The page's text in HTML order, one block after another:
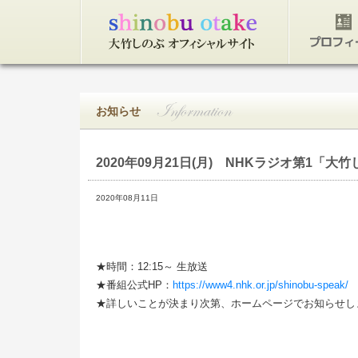
お知らせ
2020年09月21日(月) NHKラジオ第1「大竹
2020年08月11日
★時間：12:15～ 生放送
★番組公式HP： https://www4.nhk.or.jp/shinobu-speak/
★詳しいことが決まり次第、ホームページでお知らせし